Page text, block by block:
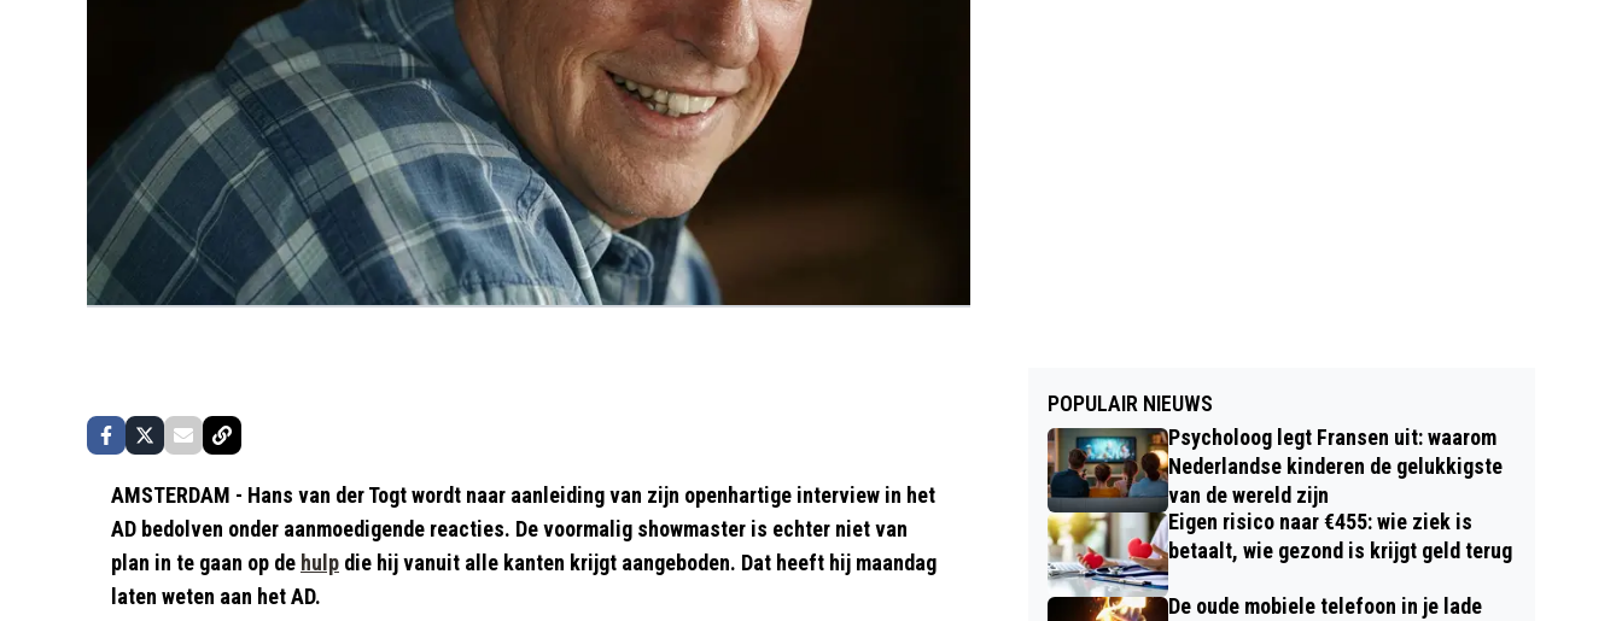
AMSTERDAM - Hans van der Togt wordt naar aanleiding van zijn openhartige interview in het
AD bedolven onder aanmoedigende reacties. De voormalig showmaster is echter niet van
plan in te gaan op de hulp die hij vanuit alle kanten krijgt aangeboden. Dat heeft hij maandag
laten weten aan het AD.
POPULAIR NIEUWS
Psycholoog legt Fransen uit: waarom
Nederlandse kinderen de gelukkigste
van de wereld zijn
Eigen risico naar €455: wie ziek is
betaalt, wie gezond is krijgt geld terug
De oude mobiele telefoon in je lade